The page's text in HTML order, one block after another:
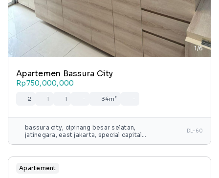
1/6
Apartemen Bassura City
Rp750,000,000
2 1 1 - 34m² -
bassura city, cipinang besar selatan,
jatinegara, east jakarta, special capital
IDL-60
Apartement